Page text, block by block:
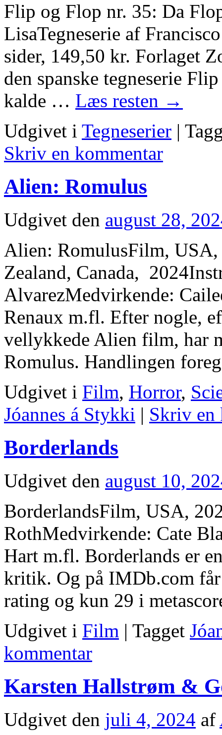
Flip og Flop nr. 35: Da
LisaTegneserie af
sider, 149,50 kr. Forlaget
den spanske tegneserie
kalde … Læs resten →
Udgivet i Tegneserier |
Skriv en kommentar
Alien: Romulus
Udgivet den august 28,
Alien: RomulusFilm,
Zealand, Canada,
AlvarezMedvirkende:
Renaux m.fl. Efter nogle,
vellykkede Alien film, har
Romulus. Handlingen
Udgivet i Film, Horror,
Jóannes á Stykki | Skriv en
Borderlands
Udgivet den august 10,
BorderlandsFilm, USA,
RothMedvirkende: Cate
Hart m.fl. Borderlands er
kritik. Og på IMDb.com
rating og kun 29 i
Udgivet i Film | Tagget
kommentar
Karsten Hallstrøm &
Udgivet den juli 4, 2024 af